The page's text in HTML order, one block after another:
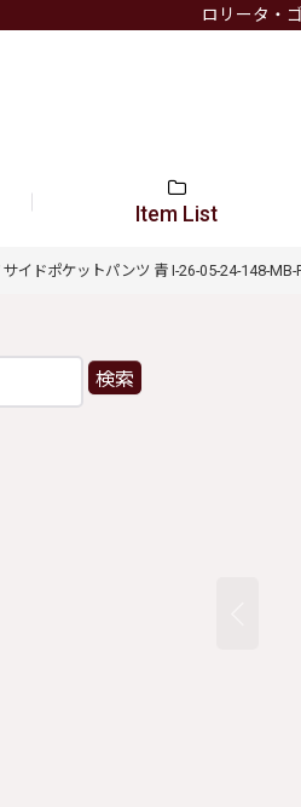
ロリータ・
Item List
イドポケットパンツ 青 I-26-05-24-148-MB-
検索